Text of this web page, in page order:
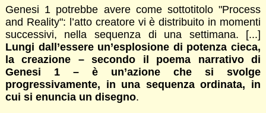
Genesi 1 potrebbe avere come sottotitolo "Process
and Reality": l’atto creatore vi è distribuito in momenti
successivi, nella sequenza di una settimana. [...]
Lungi dall’essere un’esplosione di potenza cieca,
la creazione – secondo il poema narrativo di
Genesi 1 – è un’azione che si svolge
progressivamente, in una sequenza ordinata, in
cui si enuncia un disegno.